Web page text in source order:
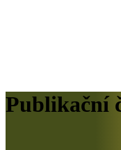
Publikační